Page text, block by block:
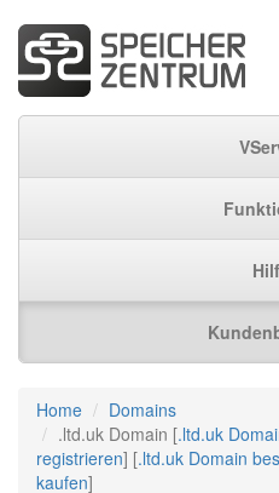
Home
Domains
.ltd.uk Domain [.ltd.uk
registrieren] [.ltd.uk Domain
kaufen]